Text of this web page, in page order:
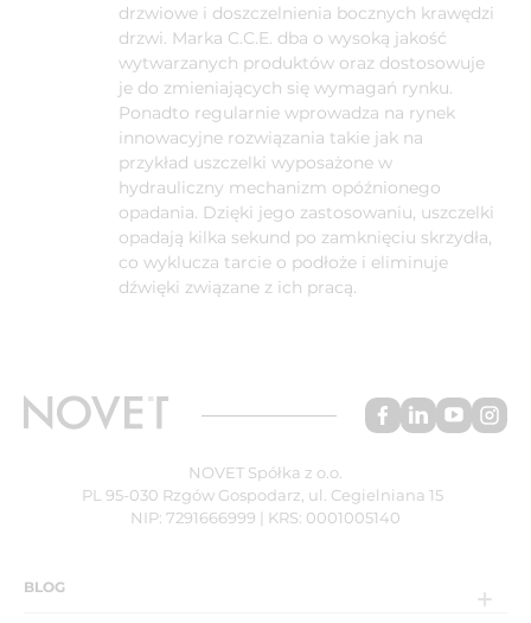
drzwiowe i doszczelnienia bocznych krawędzi
drzwi. Marka C.C.E. dba o wysoką jakość
wytwarzanych produktów oraz dostosowuje
je do zmieniających się wymagań rynku.
Ponadto regularnie wprowadza na rynek
innowacyjne rozwiązania takie jak na
przykład uszczelki wyposażone w
hydrauliczny mechanizm opóźnionego
opadania. Dzięki jego zastosowaniu, uszczelki
opadają kilka sekund po zamknięciu skrzydła,
co wyklucza tarcie o podłoże i eliminuje
dźwięki związane z ich pracą.
NOVET Spółka z o.o.
PL 95-030 Rzgów Gospodarz, ul. Cegielniana 15
NIP: 7291666999 | KRS: 0001005140
BLOG